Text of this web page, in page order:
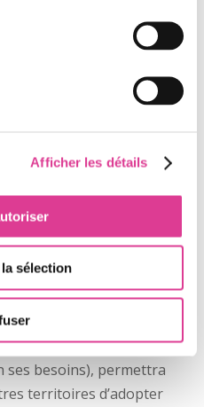
Afficher les détails
sélection
le territoire !
concernant sa
son « invention »
des pompiers,
de ne déposer aucun
un déploiement rapide à
empruntée à
de logiciels en open-
à chacun de faire
ses besoins), permettra
territoires d’adopter